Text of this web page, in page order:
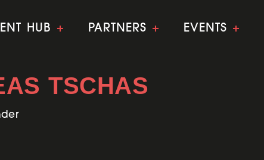
HUB + PARTNERS + EVENTS +
TSCHAS